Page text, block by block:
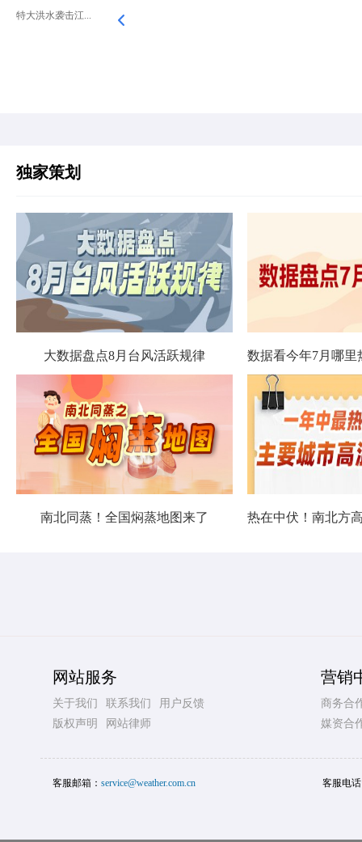
特大洪水袭击江...
独家策划
大数据盘点8月台风活跃规律
南北同蒸！全国焖蒸地图来了
网站服务
关于我们 联系我们
用户反馈
版权声明
网站律师
营销
商务合
媒资合
客服邮箱： service@weather.com.cn 客服电